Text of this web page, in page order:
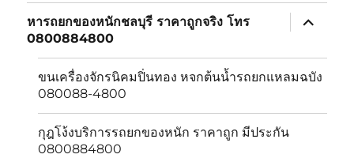
หารถยกของหนักชลบุรี ราคาถูกจริง โทร
0800884800
expand
child
ขนเครื่องจักรนิคมปิ่นทอง หจกต้นน้ำรถยกแหลมฉบัง
080088-4800
กุฎโง้งบริการรถยกของหนัก ราคาถูก มีประกัน
0800884800